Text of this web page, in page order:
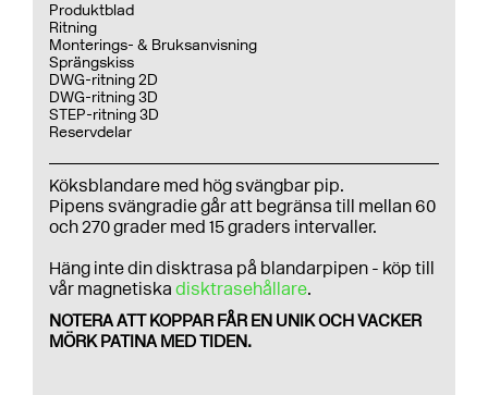
Produktblad
Ritning
Monterings- & Bruksanvisning
Sprängskiss
DWG-ritning 2D
DWG-ritning 3D
STEP-ritning 3D
Reservdelar
Köksblandare med hög svängbar pip.
Pipens svängradie går att begränsa till mellan 60
och 270 grader med 15 graders intervaller.
Häng inte din disktrasa på blandarpipen - köp till
vår magnetiska disktrasehållare.
NOTERA ATT KOPPAR FÅR EN UNIK OCH VACKER
MÖRK PATINA MED TIDEN.